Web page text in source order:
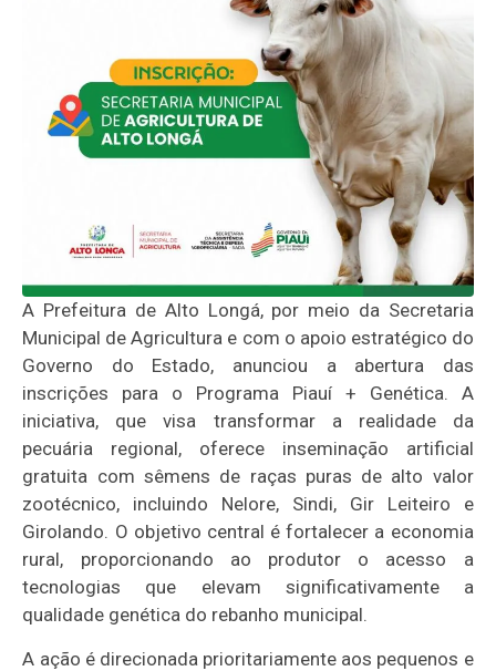
A Prefeitura de Alto Longá, por meio da Secretaria
Municipal de Agricultura e com o apoio estratégico do
Governo do Estado, anunciou a abertura das
inscrições para o Programa Piauí + Genética. A
iniciativa, que visa transformar a realidade da
pecuária regional, oferece inseminação artificial
gratuita com sêmens de raças puras de alto valor
zootécnico, incluindo Nelore, Sindi, Gir Leiteiro e
Girolando. O objetivo central é fortalecer a economia
rural, proporcionando ao produtor o acesso a
tecnologias que elevam significativamente a
qualidade genética do rebanho municipal.
A ação é direcionada prioritariamente aos pequenos e